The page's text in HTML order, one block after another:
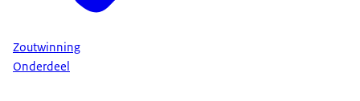
Zoutwinning
Onderdeel